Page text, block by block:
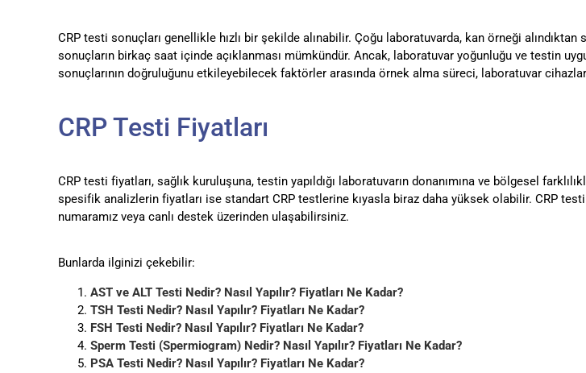
CRP testi sonuçları genellikle hızlı bir şekilde alınabilir. Çoğu laboratuvarda, kan örneği
sonuçların birkaç saat içinde açıklanması mümkündür. Ancak, laboratuvar yoğunluğu ve testin
sonuçlarının doğruluğunu etkileyebilecek faktörler arasında örnek alma süreci, laboratuvar
CRP Testi Fiyatları
CRP testi fiyatları, sağlık kuruluşuna, testin yapıldığı laboratuvarın donanımına ve bölgesel
spesifik analizlerin fiyatları ise standart CRP testlerine kıyasla biraz daha yüksek olabilir. CRP
numaramız veya canlı destek üzerinden ulaşabilirsiniz.
Bunlarda ilginizi çekebilir:
AST ve ALT Testi Nedir? Nasıl Yapılır? Fiyatları Ne Kadar?
TSH Testi Nedir? Nasıl Yapılır? Fiyatları Ne Kadar?
FSH Testi Nedir? Nasıl Yapılır? Fiyatları Ne Kadar?
Sperm Testi (Spermiogram) Nedir? Nasıl Yapılır? Fiyatları Ne Kadar?
PSA Testi Nedir? Nasıl Yapılır? Fiyatları Ne Kadar?